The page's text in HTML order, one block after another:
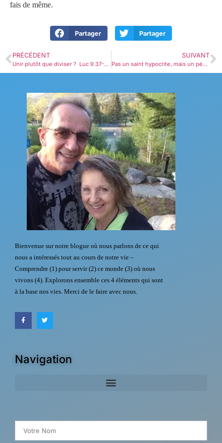
fais de même.
Partager Partager
PRÉCÉDENT
Unir plutôt que diviser ? Luc 9.37-50
SUIVANT
Pas un saint hypocrite, mais un pécheur aimant ? Luc 11.42-54
Bienvenue sur notre blogue où nous parlons de ce qui
nous a intéressés tout au cours de notre vie –
Comprendre (1) pour servir (2) ce monde (3) où nous
vivons (4). Explorons ensemble ces 4 éléments qui sont
à la base nos vies. Merci de le faire avec nous.
Navigation